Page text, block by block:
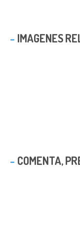
IMAGENES
COMENTA,